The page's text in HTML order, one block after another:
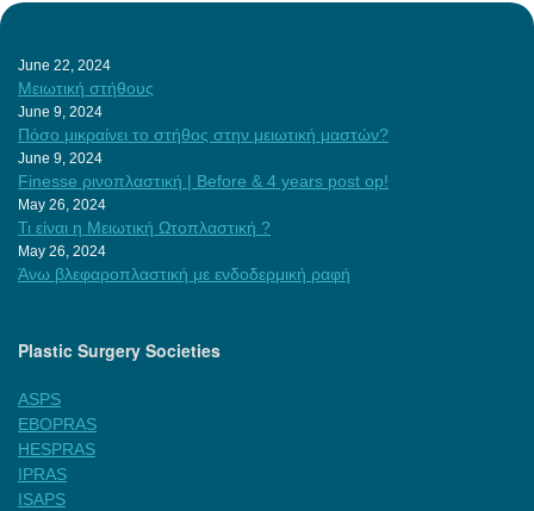
June 22, 2024
Μειωτική στήθους
June 9, 2024
Πόσο μικραίνει το στήθος στην μειωτική μαστών?
June 9, 2024
Finesse ρινοπλαστική | Before & 4 years post op!
May 26, 2024
Τι είναι η Μειωτική Ωτοπλαστική ?
May 26, 2024
Άνω βλεφαροπλαστική με ενδοδερμική ραφή
Plastic Surgery Societies
ASPS
EBOPRAS
HESPRAS
IPRAS
ISAPS